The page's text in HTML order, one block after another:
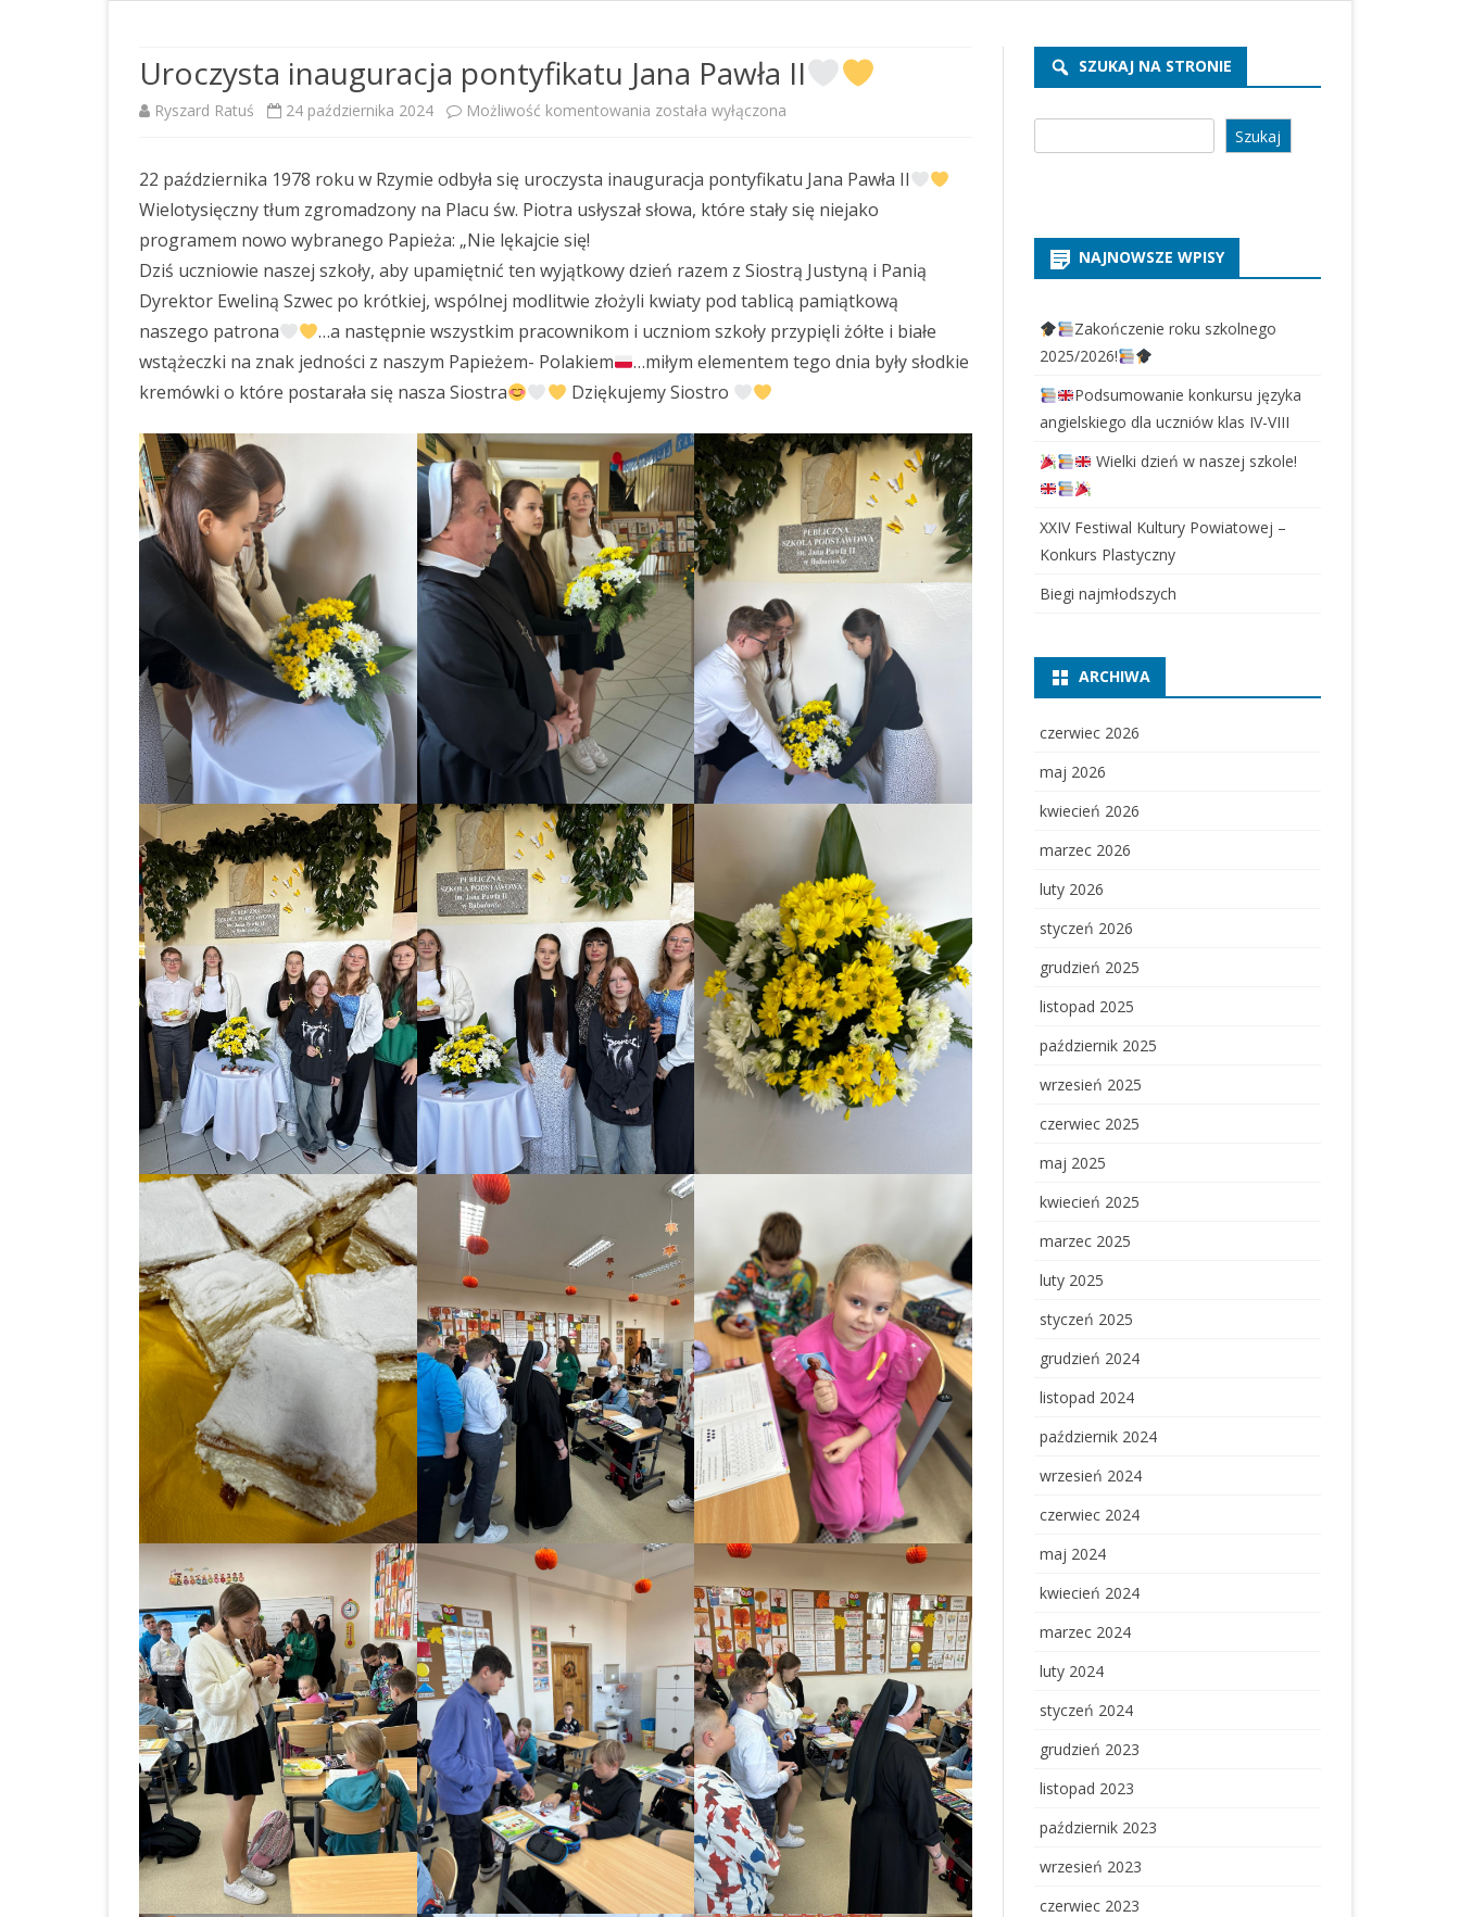
STANDARDY OCHRONY
KALENDARZ ROKU SZKOLNEGO
2025/2026
ZAPEWNIENIA DOSTĘPNOŚCI
OŚWIADCZENIE O STANIE
MAŁOLETNICH
PLAN POSTĘPOWAŃ O
UDZIELENIE ZAMÓWIENIA NA
PLAN POSTĘPOWAŃ O
UDZIELENIE ZAMÓWIEŃ NA
PLAN POSTĘPOWAŃ O
UDZIELENIE ZAMÓWIENIA NA
ROK 2024
ROCZNE SPRAWOZDANIE Z
UDZIELONYCH ZAMÓWIEŃ 2023
OGŁOSZENIA
ZAKUP I DOSTAWA
ARTYKUŁÓW ŻYWNOŚCIOWYCH
DO STOŁÓWKI SZKOLNEJ
ZESPOŁU SZKOLNO –
PRZEDSZKOLNEGO W
BABOROWIE W 2023 ROKU –
KOLEJNE POSTĘPOWANIE
INFORMACJA O KWOCIE, KTÓRĄ
ZAMIERZA PRZEZNACZYĆ
ZAMAWIAJĄCY NA REALIZACJĘ
ZAMÓWIENIA
PROTOKÓŁ Z OTWARCIA OFERT
– DOSTAWA ŻYWNOŚCI –
KOLEJNE POSTĘPOWANIE
ZAWIADOMIENIE O WYBORZE
NAJKORZYSTNIEJSZEJ OFERTY-
DOSTAWA ŻYWNOŚCI –
KOLEJNA POSTĘPOWANIE
OGŁOSZENIE O ZAMÓWIENIU.
ZAKUP I DOSTAWA
ARTYKUŁÓW ŻYWNOŚCIOWYCH
DO STOŁÓWKI SZKOLNEJ
ZESPOŁU SZKOLNO –
PRZEDSZKOLNEGO W
BABOROWIE W 2023 ROKU.
KONKURS NA STANOWISKO
GŁÓWNEGO KSIĘGOWEGO
NABÓR NA STANOWISKO
GŁÓWNEGO KSIĘGOWEGO W
ZESPOLE SZKOLNO –
PRZEDSZKOLNYM W
BABOROWIE
INFORMACJA O WYNIKACH
NABORU NA WOLNE
STANOWISKO URZĘDNICZE
GŁÓWNEGO KSIĘGOWEGO
2026/2027
Uroczysta inauguracja pontyfikatu Jana Pawła II
Ryszard Ratuś 24 października 2024 Możliwość komentowania Uroczysta
pontyfikatu
Jana
Pawła
II
została wyłączona
22 października 1978 roku w Rzymie odbyła się uroczysta inauguracja pontyfikatu Jana Pawła II
Wielotysięczny tłum zgromadzony na Placu św. Piotra usłyszał słowa, które stały się niejako
programem nowo wybranego Papieża: „Nie lękajcie się!
Dziś uczniowie naszej szkoły, aby upamiętnić ten wyjątkowy dzień razem z Siostrą Justyną i Panią
Dyrektor Eweliną Szwec po krótkiej, wspólnej modlitwie złożyli kwiaty pod tablicą pamiątkową
naszego patrona
…a następnie wszystkim pracownikom i uczniom szkoły przypięli żółte i białe
wstążeczki na znak jedności z naszym Papieżem- Polakiem
…miłym elementem tego dnia były słodkie
kremówki o które postarała się nasza Siostra
Dziękujemy Siostro
SZUKAJ NA STRONIE
Szukaj
NAJNOWSZE WPISY
Zakończenie roku szkolnego
2025/2026!
Podsumowanie konkursu języka
angielskiego dla uczniów klas IV-VIII
Wielki dzień w naszej szkole!
XXIV Festiwal Kultury Powiatowej –
Konkurs Plastyczny
Biegi najmłodszych
ARCHIWA
czerwiec 2026
maj 2026
kwiecień 2026
marzec 2026
luty 2026
styczeń 2026
grudzień 2025
listopad 2025
październik 2025
wrzesień 2025
czerwiec 2025
maj 2025
kwiecień 2025
marzec 2025
luty 2025
styczeń 2025
grudzień 2024
listopad 2024
październik 2024
wrzesień 2024
czerwiec 2024
maj 2024
kwiecień 2024
marzec 2024
luty 2024
styczeń 2024
grudzień 2023
listopad 2023
październik 2023
wrzesień 2023
czerwiec 2023